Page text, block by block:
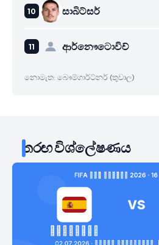
සාබිට්සර්
ආර්නෞටොවිච්
නොමැත: බෞම්ගාර්ට්නර් (තුවාල)
තරඟ විශ්ලේෂණය